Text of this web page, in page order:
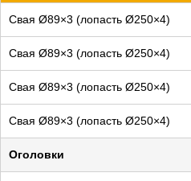
Свая Ø89×3 (лопасть Ø250×4)
Свая Ø89×3 (лопасть Ø250×4)
Свая Ø89×3 (лопасть Ø250×4)
Свая Ø89×3 (лопасть Ø250×4)
Оголовки
ЗАКАЗАТЬ